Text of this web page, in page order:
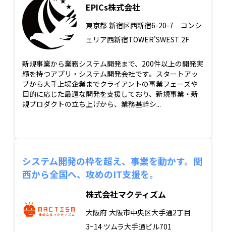
EPICs株式会社
東京都 新宿区西新宿6-20-7 コンシ
ェリア西新宿TOWER'SWEST 2F
新規事業から業務システム開発まで、200件以上の開発実
績を持つアプリ・システム開発会社です。スタートアッ
プから大手上場企業までクライアントの事業フェーズや
目的に応じた最適な開発を支援しており、新規事業・新
規プロダクトの立ち上げから、業務基幹シ...
システム開発の枠を超え、事業を動かす。関
西から全国へ、攻めのIT支援を。
株式会社マクティズム
大阪府 大阪市中央区大手通2丁目
3−14 ツムラ大手通ビル701